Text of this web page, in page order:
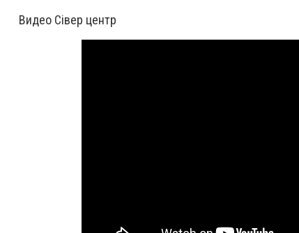
Видео Сівер центр